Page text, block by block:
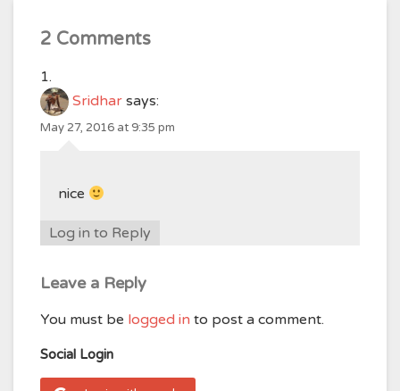
2 Comments
Sridhar says:
May 27, 2016 at 9:35 pm
nice
Log in to Reply
Leave a Reply
You must be logged in to post a comment.
Social Login